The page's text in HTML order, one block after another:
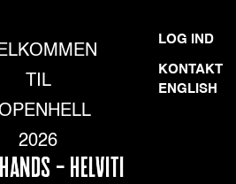
LOG IND
KONTAKT
ENGLISH
– HELVITI